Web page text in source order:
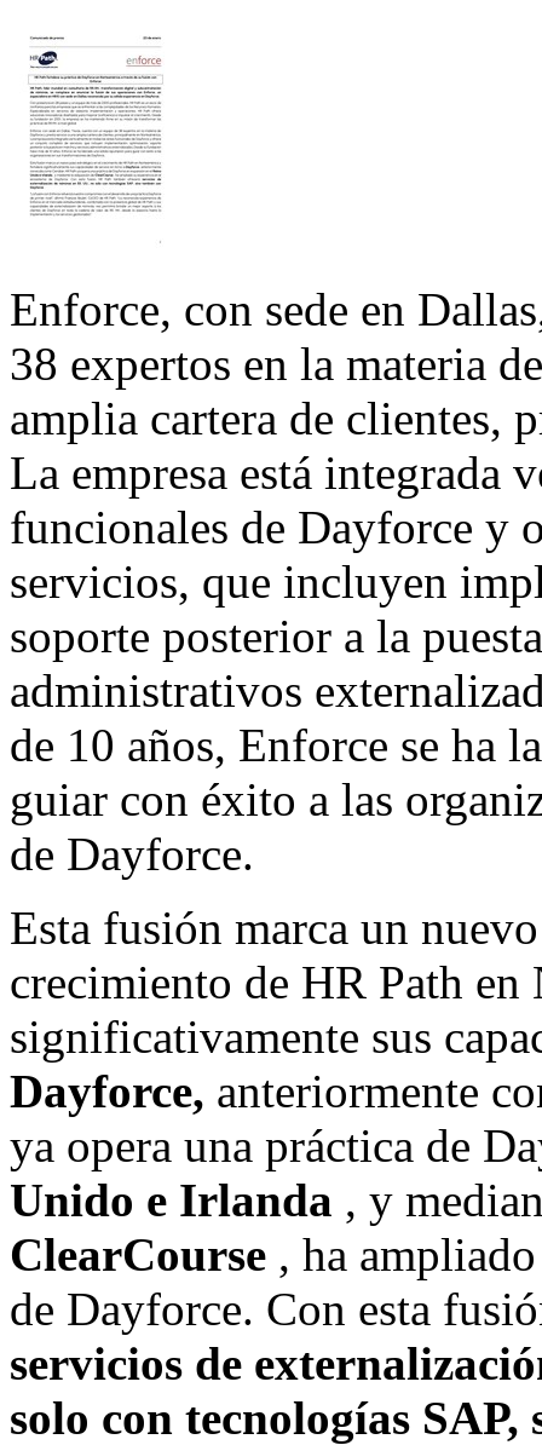
Enforce, con sede en
38 expertos en la materia
amplia cartera de clientes,
La empresa está integrada
funcionales de Dayforce y
servicios, que incluyen
soporte posterior a la
administrativos
de 10 años, Enforce se ha
guiar con éxito a las
de Dayforce.
Esta fusión marca un
crecimiento de HR Path
significativamente sus
Dayforce, anteriormente
ya opera una práctica de
Unido e Irlanda , y
ClearCourse , ha
de Dayforce. Con esta
servicios de
solo con tecnologías